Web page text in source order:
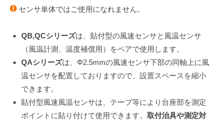
（研
発
センサ単体ではご使用になれません。
QB,QCシリーズは、貼付型の風速センサと風温センサ
（風温計測、温度補償用）をペアで使用します。
QAシリーズは、Φ2.5mmの風速センサ下部の同軸上に風
温センサを配置しておりますので、設置スペースを縮小
できます。
貼付型風速風温センサは、テープ等により台座部を測定
ポイントに貼り付けて使用できます。 取付治具や測定対